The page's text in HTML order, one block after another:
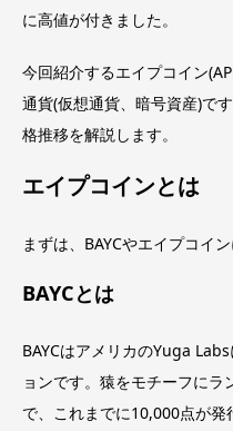
に高値が付きました。
今回紹介するエイプコイン
通貨(仮想通貨、暗号資産)で
格推移を解説します。
エイプコインとは
まずは、BAYCやエイプコイ
BAYCとは
BAYCはアメリカのYuga
ョンです。猿をモチーフに
で、これまでに10,000点が発